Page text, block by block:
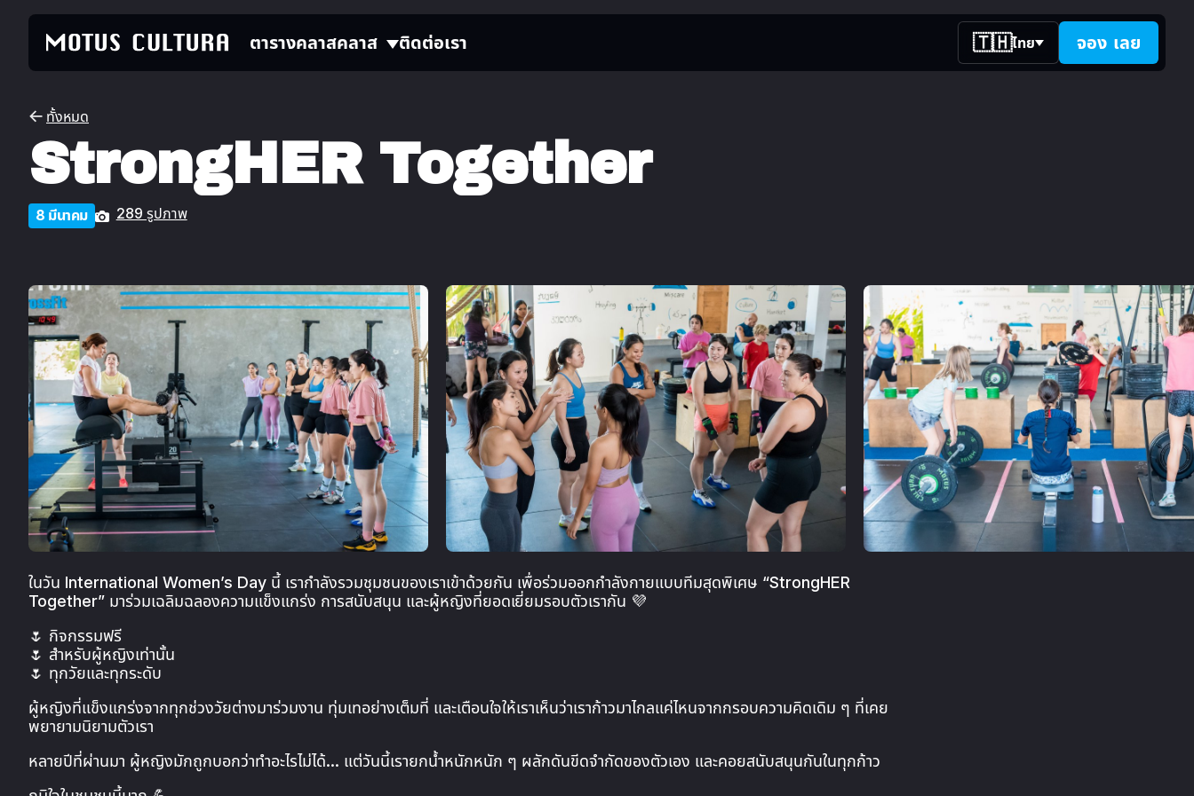
ตารางคลาสคลาส ติดต่อเรา 🇹🇭ไทย จอง เลย
ทั้งหมด
StrongHER Together
8 มีนาคม 289 รูปภาพ
ในวัน International Women’s Day นี้ เรากำลังรวมชุมชนของเราเข้าด้วยกัน เพื่อร่วมออกกำลังกายแบบทีมสุดพิเศษ “StrongHER
Together” มาร่วมเฉลิมฉลองความแข็งแกร่ง การสนับสนุน และผู้หญิงที่ยอดเยี่ยมรอบตัวเรากัน 💜
🌷 กิจกรรมฟรี
🌷 สำหรับผู้หญิงเท่านั้น
🌷 ทุกวัยและทุกระดับ
ผู้หญิงที่แข็งแกร่งจากทุกช่วงวัยต่างมาร่วมงาน ทุ่มเทอย่างเต็มที่ และเตือนใจให้เราเห็นว่าเราก้าวมาไกลแค่ไหนจากกรอบความคิดเดิม ๆ ที่เคย
พยายามนิยามตัวเรา
หลายปีที่ผ่านมา ผู้หญิงมักถูกบอกว่าทำอะไรไม่ได้… แต่วันนี้เรายกน้ำหนักหนัก ๆ ผลักดันขีดจำกัดของตัวเอง และคอยสนับสนุนกันในทุกก้าว